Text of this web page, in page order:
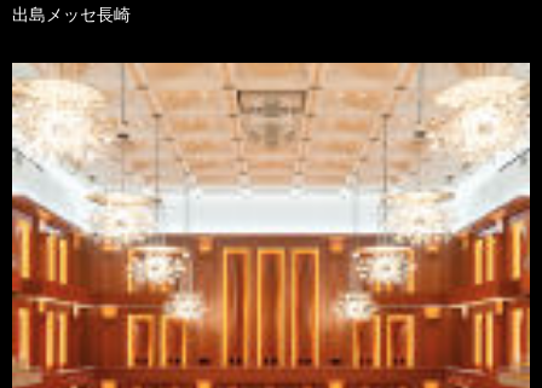
出島メッセ長崎